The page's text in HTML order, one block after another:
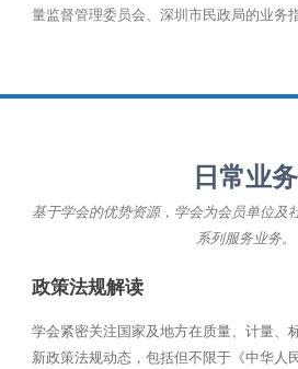
量监督管理委员会、深圳市民政局的业务
日常业务
基于学会的优势资源，学会为会员单位及
系列服务业务。
政策法规解读
学会紧密关注国家及地方在质量、计量、
新政策法规动态，包括但不限于《中华人